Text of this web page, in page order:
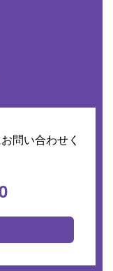
問い合わせく